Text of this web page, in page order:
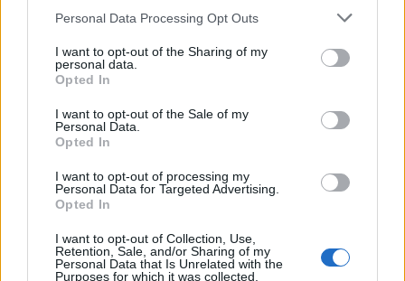
Please note that this website/app uses one or more Google
not limited to your visit or usage behaviour. You may click to
grant or deny consent to Google and its third-party tags to
use your data for below specified purposes in below Google
consent section.
Personal Data Processing Opt Outs
I want to opt-out of the Sharing of my
personal data.
Opted In
I want to opt-out of the Sale of my
Personal Data.
Opted In
I want to opt-out of processing my
Personal Data for Targeted Advertising.
Opted In
I want to opt-out of Collection, Use,
Retention, Sale, and/or Sharing of my
Personal Data that Is Unrelated with the
Purposes for which it was collected.
Zero waste-re törekvő éttermek készítenek a jobb
féle burgonyák vagy édesburgonya héjából is
csipszet, elszántaknak lehet kísérletezni. Új
dimenziók fognak megnyílni a tudatos élet szintjén